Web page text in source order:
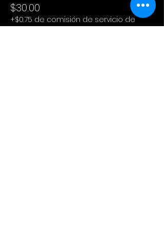
$30.00
+$0.75 de comisión de servicio de
entradas